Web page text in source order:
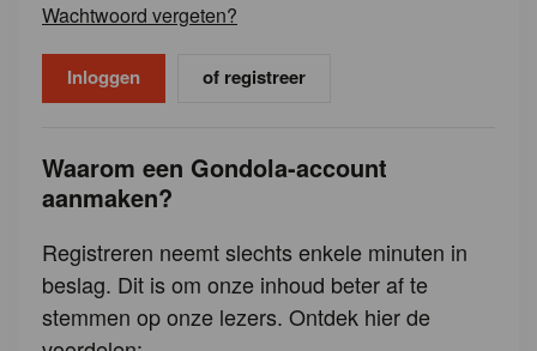
Wachtwoord vergeten?
of registreer
Waarom een Gondola-account
aanmaken?
Registreren neemt slechts enkele minuten in
beslag. Dit is om onze inhoud beter af te
stemmen op onze lezers. Ontdek hier de